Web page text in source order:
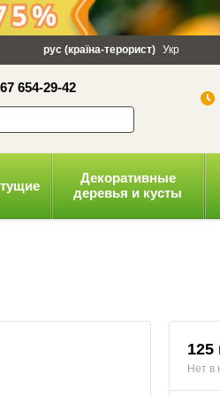
Политика конфиденциальности
рус (країна-терорист) Укр
654-29-42
Декоративные
деревья и кусты
125
Нет в